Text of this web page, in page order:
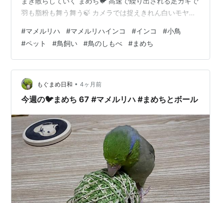
羽も脂粉も舞う舞う🍃 カメラでは捉えきれん白いモヤモ
検知🚨 フル稼働で吸い込んでくれてるけど、時すでに遅
し… 私も敏感に察知してくしゃみが止まらん…👃 外は花
粉が舞い🌼家では脂粉が舞う我が家でした🏠 ランキング
参加中【公式】2024年開設ブログ ランキング参加中動物
の写真 ランキング参加中ペット ランキング参加中鳥が好
きな人たち ラ…
#マメルリハ #マメルリハインコ #インコ #小鳥
#ペット #鳥飼い #鳥のしもべ #まめち
もぐまめ日和 • 4ヶ月前
今週の🐦まめち 67 #マメルリハ #まめちとボール